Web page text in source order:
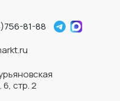
81-88
стр. 2